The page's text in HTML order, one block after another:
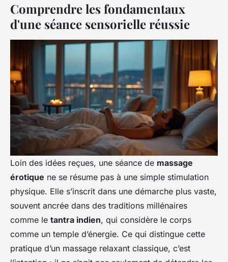
Comprendre les fondamentaux
d'une séance sensorielle réussie
Loin des idées reçues, une séance de massage
érotique ne se résume pas à une simple stimulation
physique. Elle s’inscrit dans une démarche plus vaste,
souvent ancrée dans des traditions millénaires
comme le tantra indien, qui considère le corps
comme un temple d’énergie. Ce qui distingue cette
pratique d’un massage relaxant classique, c’est